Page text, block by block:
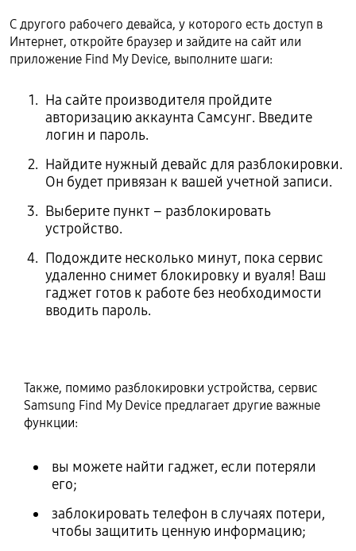
С другого рабочего девайса, у которого есть доступ в
Интернет, откройте браузер и зайдите на сайт или
приложение Find My Device, выполните шаги:
На сайте производителя пройдите
авторизацию аккаунта Самсунг. Введите
логин и пароль.
Найдите нужный девайс для разблокировки.
Он будет привязан к вашей учетной записи.
Выберите пункт – разблокировать
устройство.
Подождите несколько минут, пока сервис
удаленно снимет блокировку и вуаля! Ваш
гаджет готов к работе без необходимости
вводить пароль.
Также, помимо разблокировки устройства, сервис
Samsung Find My Device предлагает другие важные
функции:
вы можете найти гаджет, если потеряли
его;
заблокировать телефон в случаях потери,
чтобы защитить ценную информацию;